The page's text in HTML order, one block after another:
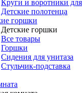
Круги и воротники
Детские полотенца
горшки
Детские горшки
Все товары
Горшки
Сидения для унитаза
Стульчик-подставка